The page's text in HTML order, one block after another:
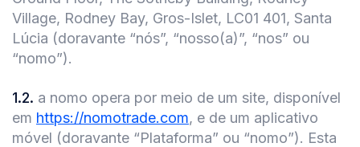
Village, Rodney Bay, Gros-Islet, LC01 401, Santa
Lúcia (doravante “nós”, “nosso(a)”, “nos” ou
“nomo”).
1.2. a nomo opera por meio de um site, disponível
em https://nomotrade.com, e de um aplicativo
móvel (doravante “Plataforma” ou “nomo”). Esta